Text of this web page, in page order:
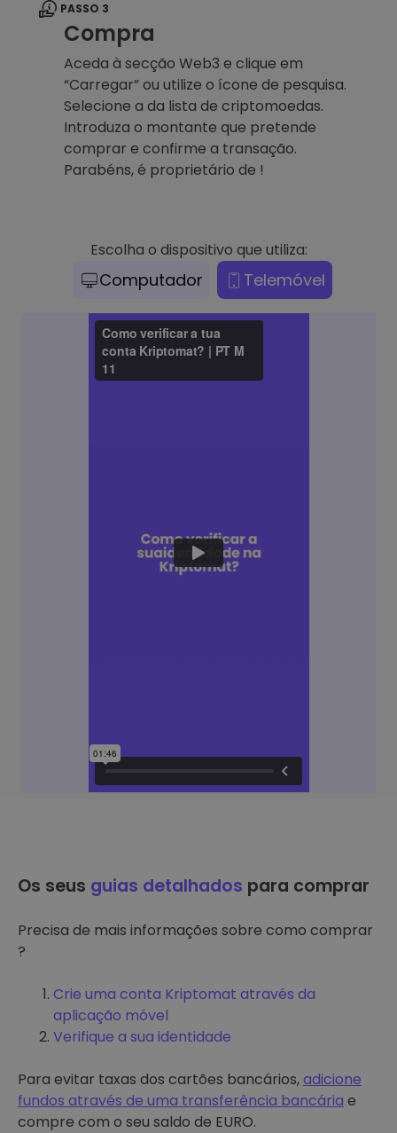
PASSO 3
Compra
Aceda à secção Web3 e clique em
“Carregar” ou utilize o ícone de pesquisa.
Selecione a da lista de criptomoedas.
Introduza o montante que pretende
comprar e confirme a transação.
Parabéns, é proprietário de !
Escolha o dispositivo que utiliza:
Computador Telemóvel
Os seus guias detalhados para comprar
Precisa de mais informações sobre como comprar
?
Crie uma conta Kriptomat através da
aplicação móvel
Verifique a sua identidade
Para evitar taxas dos cartões bancários,adicione
fundos através de uma transferência bancária e
compre com o seu saldo de EURO.